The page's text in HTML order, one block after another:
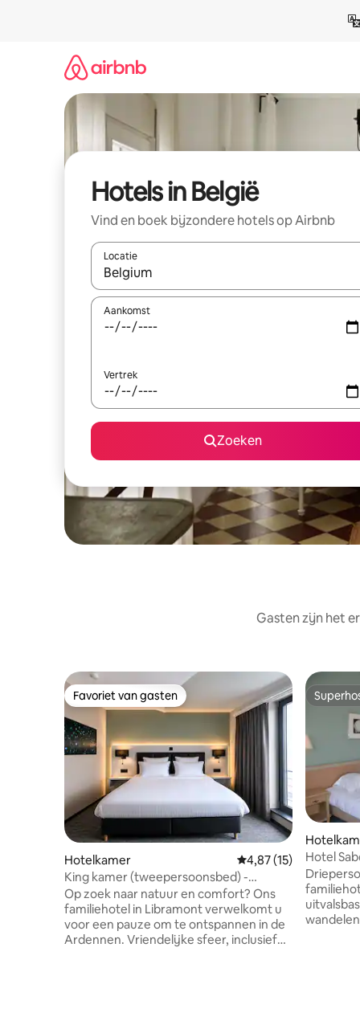
Hotels in België
Vind en boek bijzondere hotels op Airbnb
Locatie
Wanneer er suggesties beschikbaar zijn, maak
Aankomst
Vertrek
Zoeken
Gasten zijn het
Favoriet van gasten
Favoriet van gasten
Hotelkamer Gemiddelde
4,87 (15)
King kamer (tweepersoonsbed) -
inclusief ontbijt
Op zoek naar natuur en comfort? Ons
familiehotel in Libramont verwelkomt u
voor een pauze om te ontspannen in de
Ardennen. Vriendelijke sfeer, inclusief
Hotel